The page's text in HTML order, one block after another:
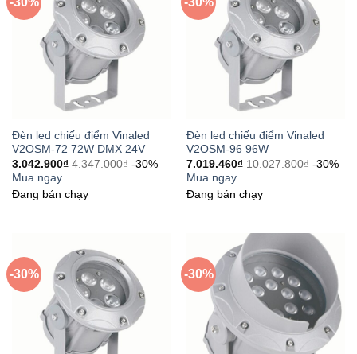
Đèn led chiếu điểm Vinaled
V2OSM-72 72W DMX 24V
3.042.900₫ 4.347.000₫ -30%
Mua ngay
Đang bán chạy
Đèn led chiếu điểm Vinaled
V2OSM-96 96W
7.019.460₫ 10.027.800₫ -30%
Mua ngay
Đang bán chạy
-30% -30%